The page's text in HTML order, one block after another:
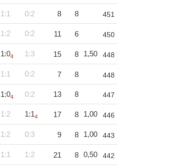
1:1 0:2 8 8 451
1:2 0:2 11 6 450
1:04 1:3 15 8 1,50 448
1:1 0:2 7 8 448
1:04 0:2 13 8 447
1:2 1:14 17 8 1,00 446
1:2 0:3 9 8 1,00 443
1:1 1:2 21 8 0,50 442